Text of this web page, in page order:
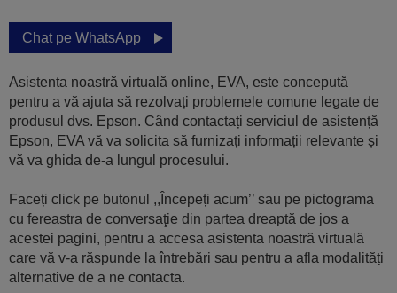
Chat pe WhatsApp
Asistenta noastră virtuală online, EVA, este concepută
pentru a vă ajuta să rezolvați problemele comune legate de
produsul dvs. Epson. Când contactați serviciul de asistență
Epson, EVA vă va solicita să furnizați informații relevante și
vă va ghida de-a lungul procesului.
Faceți click pe butonul ,,Începeți acum’’ sau pe pictograma
cu fereastra de conversaţie din partea dreaptă de jos a
acestei pagini, pentru a accesa asistenta noastră virtuală
care vă v-a răspunde la întrebări sau pentru a afla modalități
alternative de a ne contacta.